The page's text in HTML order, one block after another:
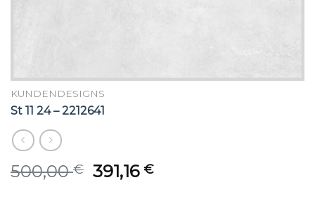
KUNDENDESIGNS
St 11 24 – 2212641
500,00€ Original
price
391,16€Current